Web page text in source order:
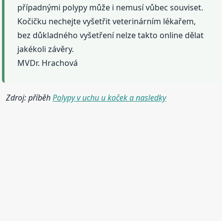
případnými polypy může i nemusí vůbec souviset.
Kočičku nechejte vyšetřit veterinárním lékařem,
bez důkladného vyšetření nelze takto online dělat
jakékoli závěry.
MVDr. Hrachová
Zdroj: příběhPolypy v uchu u koček a nasledky